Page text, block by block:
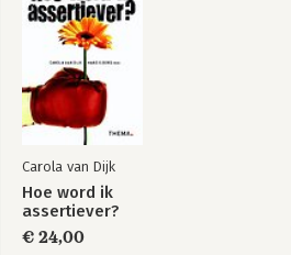
Carola van Dijk
Hoe word ik
assertiever?
€ 24,00